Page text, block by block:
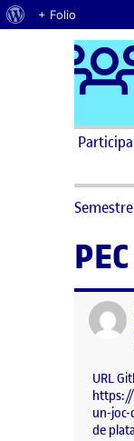
Quant al WordPress
+ Folio
Saltar al contingut
URL
un-joc-
de